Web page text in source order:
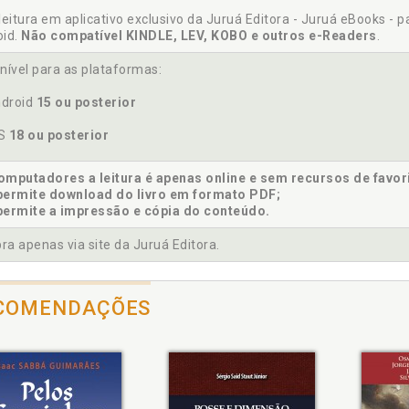
2002. Aplicação dos arts. 124, 129, 189, 421 e 422 do CC nos
Modalidade FOB e CIF, p. 105
ambíguas, p. 31
e da marca, p. 121
p. 123
de adesão, p. 25
Ilegalidade da quantidade mínima estipulada nos
Multa contratual: extinção ou redução, p. 59
Restituição de valores pleiteada pelos postos, cobradas
entre posto bandeirado e posto bandeira branca, p. 21
de preços na mesma bandeira e para os bandeiras
em aplicativo exclusivo da Juruá Editora - Juruá eBooks -
Não compatível KINDLE, LEV, KOBO e outros e-Readers.
para as plataformas:
15 ou posterior
18 ou posterior
a leitura é apenas online e sem recursos de
download do livro em formato PDF;
a impressão e cópia do conteúdo.
apenas via site da Juruá Editora.